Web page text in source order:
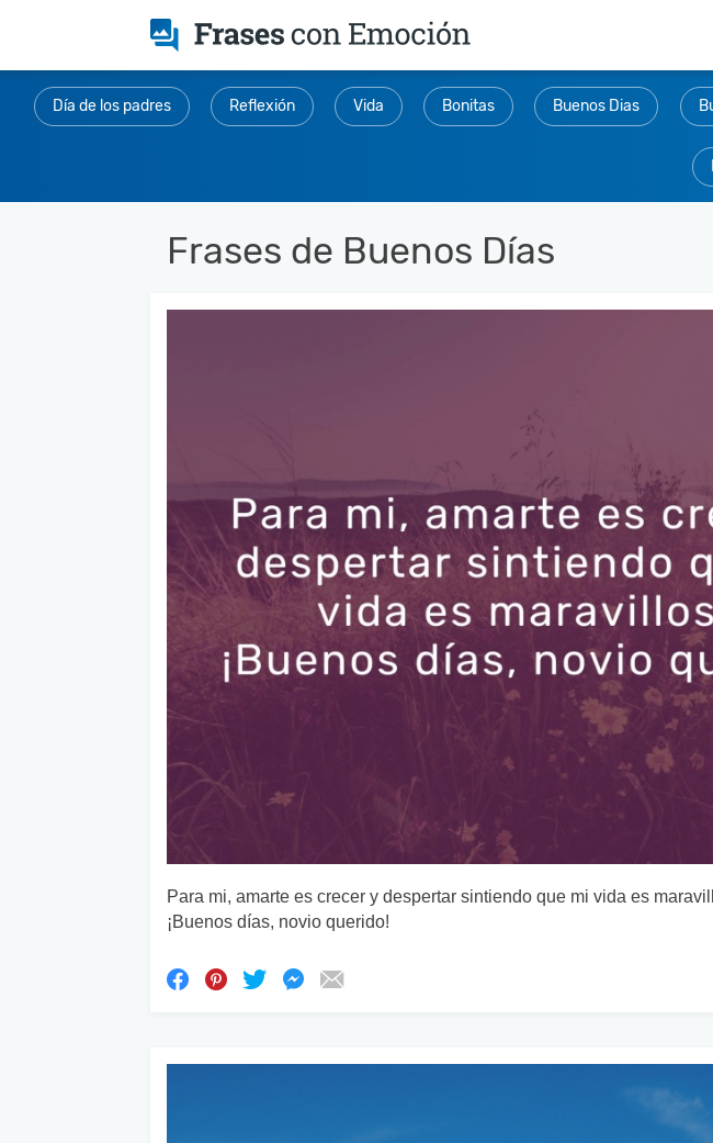
Día de los padres Reflexión Vida Bonitas Buenos Dias
Frases de Buenos Días
Para mi, amarte es crecer y despertar sintiendo que mi vida es
¡Buenos días, novio querido!